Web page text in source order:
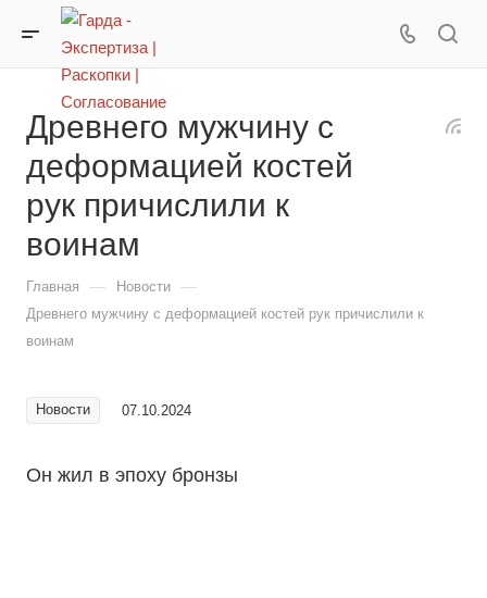
Древнего мужчину с
деформацией костей
рук причислили к
воинам
Главная — Новости —
Древнего мужчину с деформацией костей рук причислили к
воинам
Новости 07.10.2024
Он жил в эпоху бронзы